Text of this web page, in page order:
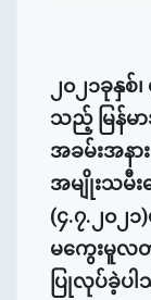
၂၀၂၁ခုနှ
သည့် မြန်မ
အခမ်းအနာ
အမျိုးသမီ
(၄.၇.၂၀၂၁
မကွေးမူလတ
ပြုလုပ်ခဲ့ပ